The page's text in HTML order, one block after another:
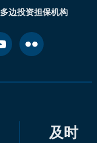
多边投资担保机构
及时